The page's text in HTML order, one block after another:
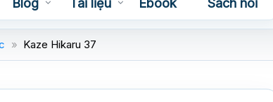
Blog Tài liệu Ebook Sách nói
» Kaze Hikaru 37